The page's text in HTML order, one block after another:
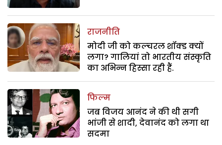
राजनीति
मोदी जी को कल्चरल शॉक्ड क्यों
लगा? गालियां तो भारतीय संस्कृति
का अभिन्न हिस्सा रही हैं.
फिल्म
जब विजय आनंद ने की थी सगी
भांजी से शादी, देवानंद को लगा था
सदमा